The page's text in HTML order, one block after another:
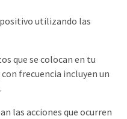
utilizando las
que se colocan en tu
frecuencia incluyen un
las acciones que ocurren